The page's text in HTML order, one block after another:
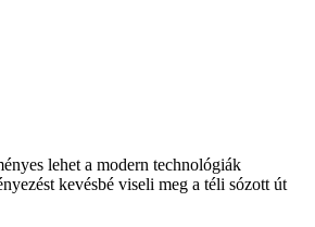
lehet a modern technológiák
kevésbé viseli meg a téli sózott út